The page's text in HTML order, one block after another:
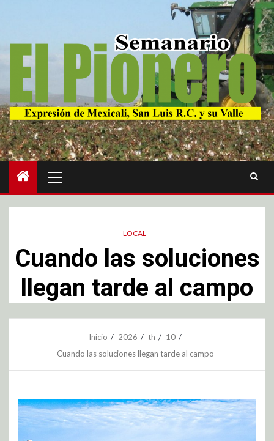
LOCAL
Cuando las soluciones
llegan tarde al campo
Inicio 2026 th
10
Cuando las soluciones llegan tarde al campo